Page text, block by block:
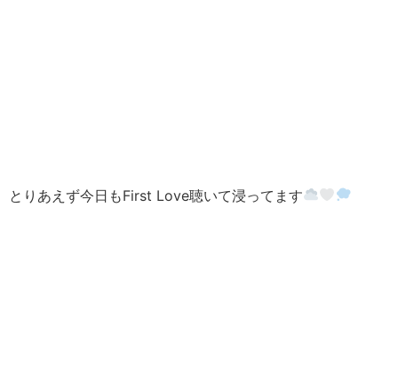
とりあえず今日もFirst Love聴いて浸ってます